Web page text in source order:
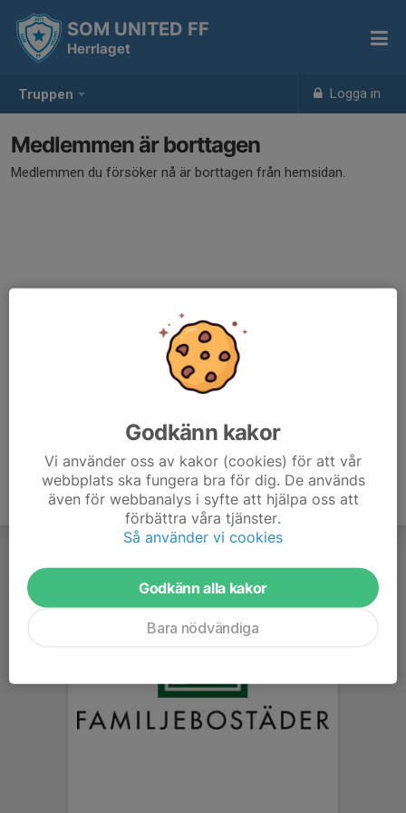
Truppen Logga in
SOM UNITED FF
Herrlaget
Medlemmen är borttagen
Medlemmen du försöker nå är borttagen från hemsidan.
Godkänn kakor
Vi använder oss av kakor (cookies) för att vår
webbplats ska fungera bra för dig. De används
även för webbanalys i syfte att hjälpa oss att
förbättra våra tjänster.
Så använder vi cookies
Godkänn alla kakor
Bara nödvändiga